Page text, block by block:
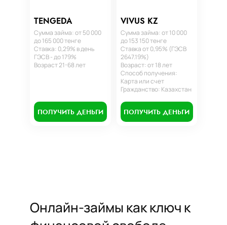
TENGEDA
Сумма займа: от 50 000
до 165 000 тенге
Ставка: 0,29% в день
ГЭСВ - до 179%
Возраст 21-68 лет
ПОЛУЧИТЬ ДЕНЬГИ
VIVUS KZ
Сумма займа: от 10 000
до 153 150 тенге
Ставка от 0,95% (ГЭСВ
2647.19%)
Возраст: от 18 лет
Способ получения:
Карта или счет
Гражданство: Казахстан
ПОЛУЧИТЬ ДЕНЬГИ
Онлайн-займы как ключ к